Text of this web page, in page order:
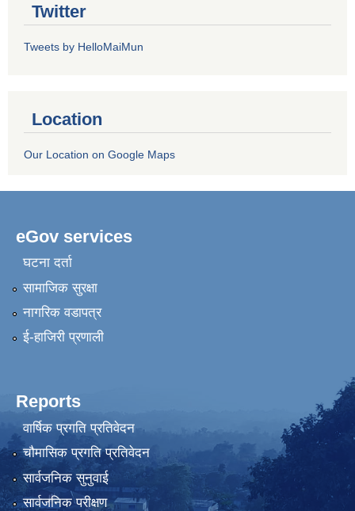
Twitter
Tweets by HelloMaiMun
Location
Our Location on Google Maps
eGov services
घटना दर्ता
सामाजिक सुरक्षा
नागरिक वडापत्र
ई-हाजिरी प्रणाली
Reports
वार्षिक प्रगति प्रतिवेदन
चौमासिक प्रगति प्रतिवेदन
सार्वजनिक सुनुवाई
सार्वजनिक परीक्षण